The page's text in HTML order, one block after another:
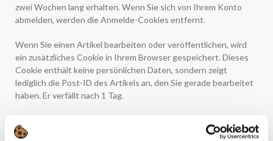
zwei Wochen lang erhalten. Wenn Sie sich von Ihrem Konto
abmelden, werden die Anmelde-Cookies entfernt.
Wenn Sie einen Artikel bearbeiten oder veröffentlichen, wird
ein zusätzliches Cookie in Ihrem Browser gespeichert. Dieses
Cookie enthält keine persönlichen Daten, sondern zeigt
lediglich die Post-ID des Artikels an, den Sie gerade bearbeitet
haben. Er verfällt nach 1 Tag.
Eingebettete Inhalte von anderen Websites